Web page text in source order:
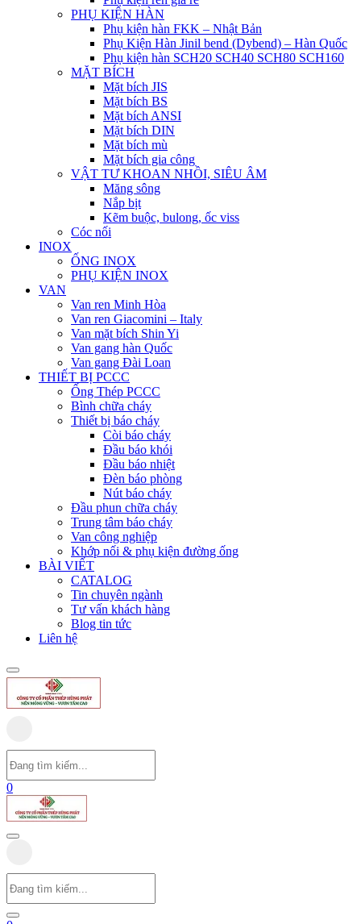
PHỤ KIỆN HÀN
Phụ kiện hàn FKK – Nhật Bản
Phụ Kiện Hàn Jinil bend (Dybend) – Hàn Quốc
Phụ kiện hàn SCH20 SCH40 SCH80 SCH160
MẶT BÍCH
Mặt bích JIS
Mặt bích BS
Mặt bích ANSI
Mặt bích DIN
Mặt bích mù
Mặt bích gia công
VẬT TƯ KHOAN NHỒI, SIÊU ÂM
Măng sông
Nắp bịt
Kẽm buộc, bulong, ốc viss
Cóc nối
INOX
ỐNG INOX
PHỤ KIỆN INOX
VAN
Van ren Minh Hòa
Van ren Giacomini – Italy
Van mặt bích Shin Yi
Van gang hàn Quốc
Van gang Đài Loan
THIẾT BỊ PCCC
Ống Thép PCCC
Bình chữa cháy
Thiết bị báo cháy
Còi báo cháy
Đầu báo khói
Đầu báo nhiệt
Đèn báo phòng
Nút báo cháy
Đầu phun chữa cháy
Trung tâm báo cháy
Van công nghiệp
Khớp nối & phụ kiện đường ống
BÀI VIẾT
CATALOG
Tin chuyên ngành
Tư vấn khách hàng
Blog tin tức
Liên hệ
0